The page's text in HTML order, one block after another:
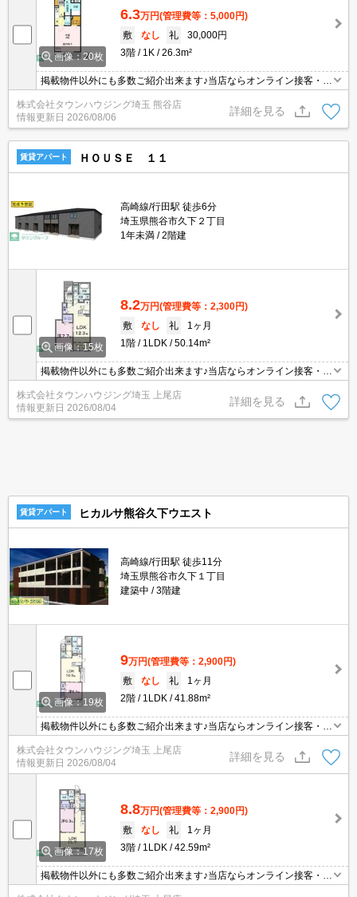
画像：20枚
6.3万円(管理費等：5,000円)
敷
なし 礼
30,000円
3階
1K 26.3m²
掲載物件以外にも多数ご紹介出来ます♪当店ならオンライン接客・内
見可能です！メールでのお問い合わせの際は、電話番号も記載頂き
ますとスムーズに御対応できます♪
株式会社タウンハウジング埼玉 熊谷店
情報更新日 2026/08/06
詳細を見る
賃貸アパート ＨＯＵＳＥ １１
高崎線/行田駅 徒歩6分
埼玉県熊谷市久下２丁目
1年未満
2階建
画像：15枚
8.2万円(管理費等：2,300円)
敷
なし 礼
1ヶ月
1階
1LDK 50.14m²
掲載物件以外にも多数ご紹介出来ます♪当店ならオンライン接客・内
見可能です！メールでのお問い合わせの際は、電話番号も記載頂き
ますとスムーズに御対応できます♪
株式会社タウンハウジング埼玉 上尾店
情報更新日 2026/08/04
詳細を見る
賃貸アパート ヒカルサ熊谷久下ウエスト
高崎線/行田駅 徒歩11分
埼玉県熊谷市久下１丁目
建築中
3階建
画像：19枚
9万円(管理費等：2,900円)
敷
なし 礼
1ヶ月
2階
1LDK 41.88m²
掲載物件以外にも多数ご紹介出来ます♪当店ならオンライン接客・内
見可能です！メールでのお問い合わせの際は、電話番号も記載頂き
ますとスムーズに御対応できます♪
株式会社タウンハウジング埼玉 上尾店
情報更新日 2026/08/04
詳細を見る
画像：17枚
8.8万円(管理費等：2,900円)
敷
なし 礼
1ヶ月
3階
1LDK 42.59m²
掲載物件以外にも多数ご紹介出来ます♪当店ならオンライン接客・内
見可能です！メールでのお問い合わせの際は、電話番号も記載頂き